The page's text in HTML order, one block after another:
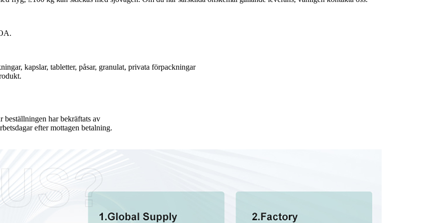
kapslar, tabletter, påsar, granulat, privata förpackningar
har bekräftats av
efter mottagen betalning.